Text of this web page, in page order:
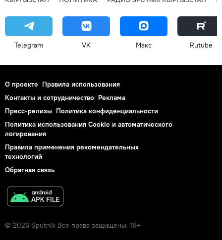
Telegram VK Макс Rutube
О проекте Правила использования
Контакты и сотрудничество Реклама
Пресс-релизы Политика конфиденциальности
Политика использования Cookie и автоматического
логирования
Правила применения рекомендательных
технологий
Обратная связь
© 2026 Sputnik Все права защищены. 18+